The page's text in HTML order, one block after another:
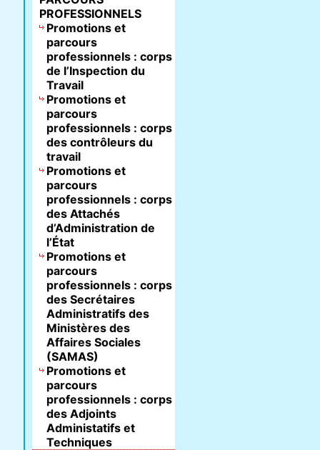
PROFESSIONNELS
Promotions et
parcours
professionnels : corps
de l’Inspection du
Travail
Promotions et
parcours
professionnels : corps
des contrôleurs du
travail
Promotions et
parcours
professionnels : corps
des Attachés
d’Administration de
l’État
Promotions et
parcours
professionnels : corps
des Secrétaires
Administratifs des
Ministères des
Affaires Sociales
(SAMAS)
Promotions et
parcours
professionnels : corps
des Adjoints
Administatifs et
Techniques